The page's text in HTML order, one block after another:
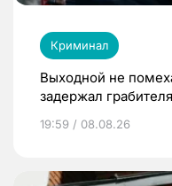
Криминал
Выходной не
задержал грабителя
19:59 / 08.08.26